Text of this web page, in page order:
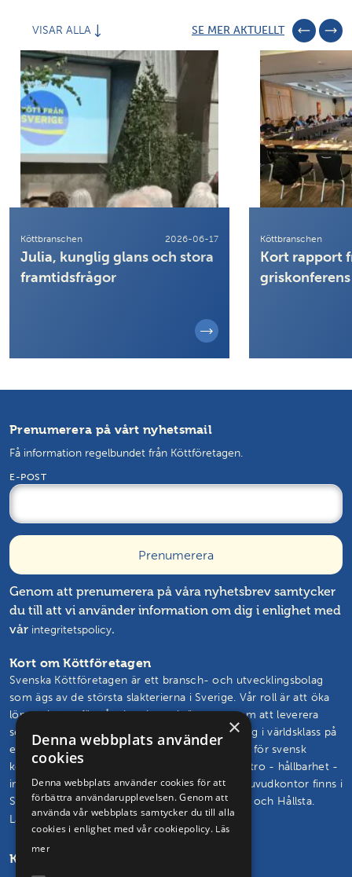
VISAR ALLA SE MER AKTUELLT
Köttbranschen 2026-06-17
Julia, kunglig glans och stora
framtidsfrågor
Köttbranschen
Kort rapport
Prenumerera på vårt nyhetsmail
Få information regelbundet från Köttföretagen.
E-POST
Genom att prenumerera på våra nyhetsbrev samtycker
du till att vi använder information om dig i enlighet med
vår integritetspolicy.
Kort om Köttföretagen
Svenska Köttföretagen är ett bransch- och utvecklingsbolag
som ägs av de största slakterierna i Sverige. Vår roll är att öka
lönsamheten för våra kunder och ägare genom att leverera
semin, livdjur, rådgivning och branschutveckling i världsklass på
ett effektivt sätt. Vårt mål är att vända trenden för svensk
köttproduktion. Vi skapar och står för framtidstro - hållbarhet -
innovation – glädje. Svenska Köttföretagens huvudkontor finns i
Skövde och vi driver seminstationer i Hudaryd och Hållsta.
Läs mer om oss och vårt uppdrag
Kontakta oss
×
Denna webbplats använder
cookies
Denna webbplats använder cookies för att
förbättra användarupplevelsen. Genom att
använda vår webbplats samtycker du till alla
cookies i enlighet med vår cookiepolicy. Läs
mer